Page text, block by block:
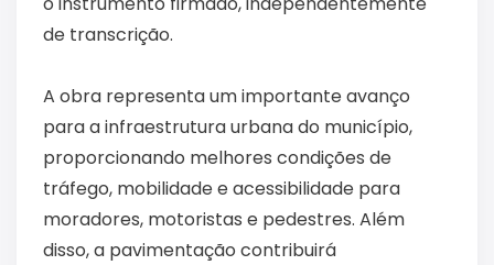
de transcrição.
A obra representa um importante avanço
para a infraestrutura urbana do município,
proporcionando melhores condições de
tráfego, mobilidade e acessibilidade para
moradores, motoristas e pedestres. Além
disso, a pavimentação contribuirá